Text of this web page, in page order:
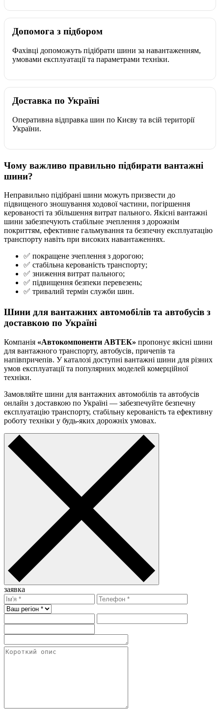
Допомога з підбором
Фахівці допоможуть підібрати шини за навантаженням,
умовами експлуатації та параметрами техніки.
Доставка по Україні
Оперативна відправка шин по Києву та всій території
України.
Чому важливо правильно підбирати вантажні
шини?
Неправильно підібрані шини можуть призвести до
підвищеного зношування ходової частини, погіршення
керованості та збільшення витрат пального. Якісні вантажні
шини забезпечують стабільне зчеплення з дорожнім
покриттям, ефективне гальмування та безпечну експлуатацію
транспорту навіть при високих навантаженнях.
✅ покращене зчеплення з дорогою;
✅ стабільна керованість транспорту;
✅ зниження витрат пального;
✅ підвищення безпеки перевезень;
✅ тривалий термін служби шин.
Шини для вантажних автомобілів та автобусів з
доставкою по Україні
Компанія «Автокомпоненти АВТЕК» пропонує якісні шини
для вантажного транспорту, автобусів, причепів та
напівпричепів. У каталозі доступні вантажні шини для різних
умов експлуатації та популярних моделей комерційної
техніки.
Замовляйте шини для вантажних автомобілів та автобусів
онлайн з доставкою по Україні — забезпечуйте безпечну
експлуатацію транспорту, стабільну керованість та ефективну
роботу техніки у будь-яких дорожніх умовах.
заявка